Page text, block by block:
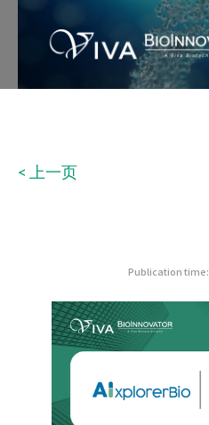
< 上一页
Publication time: